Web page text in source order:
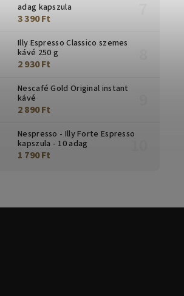
adag kapszula
3 390 Ft
Illy Espresso Classico szemes
kávé 250 g
2 930 Ft
Nescafé Gold Original instant
kávé
2 890 Ft
Nespresso - Illy Forte Espresso
kapszula - 10 adag
1 790 Ft